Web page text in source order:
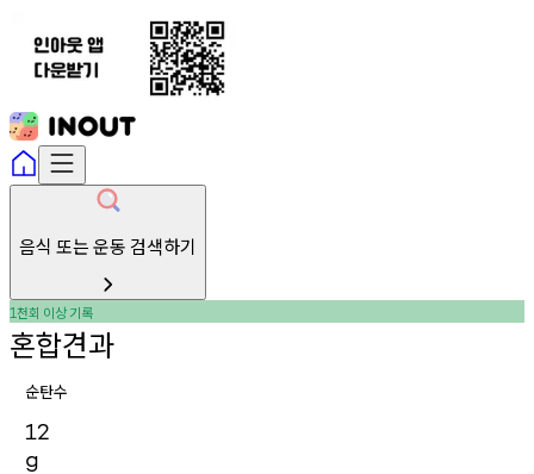
음식 또는 운동 검색하기
1천회 이상기록
혼합견과
순탄수
12
g